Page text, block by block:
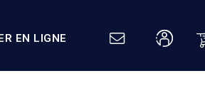
EN LIGNE